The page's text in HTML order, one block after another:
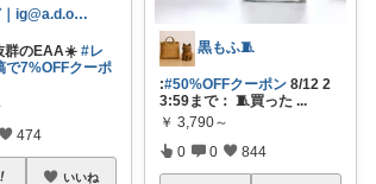
あど｜ig@a.d.o_protein
群のEAA☀️#レ
で7%OFFクーポ
474
いいね
黒もふ🧵
:#50%OFFクーポン 8/12 2
3:59まで： 🧵買った ...
￥ 3,790～
0 0 844